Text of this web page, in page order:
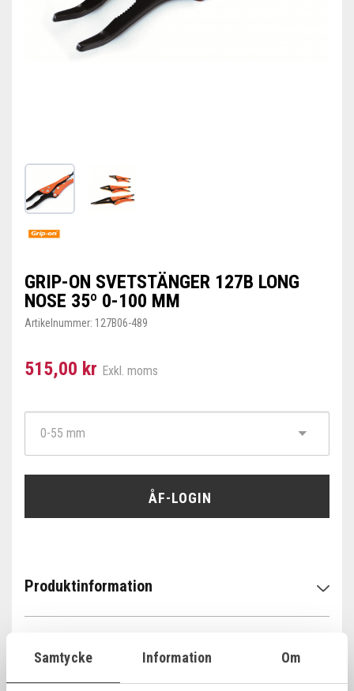
Samtycke Information Om
GRIP-ON SVETSTÄNGER 127B LONG
NOSE 35º 0-100 MM
Artikelnummer: 127B06-489
515,00 kr Exkl. moms
ÅF-LOGIN
Produktinformation
Specifikationer